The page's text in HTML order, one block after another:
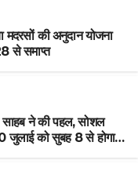
की अनुदान योजना
से समाप्त
ने की पहल, सोशल
जुलाई को सुबह 8 से होगा